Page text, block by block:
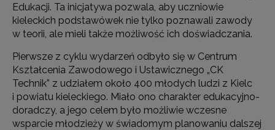
Edukacji. Ta inicjatywa pozwala, aby uczniowie
kieleckich podstawówek nie tylko poznawali zawody
w teorii, ale mieli także możliwość ich doświadczania.
Pierwsze z cyklu wydarzeń odbyło się w Centrum
Kształcenia Zawodowego i Ustawicznego „CK
Technik” z udziałem około 400 młodych ludzi z Kielc
i powiatu kieleckiego. Miało ono charakter edukacyjno-
doradczy, a jego celem było możliwie wczesne
wsparcie młodzieży w świadomym planowaniu dalszej